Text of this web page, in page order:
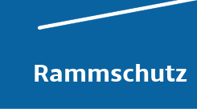
Rammschutz